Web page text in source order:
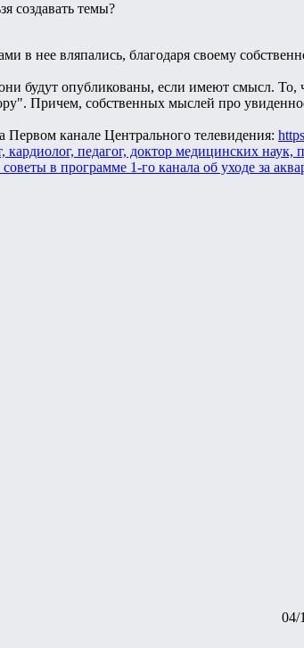
создавать темы?
в нее вляпались, благодаря своему
будут опубликованы, если имеют смысл. То,
Причем, собственных мыслей про
Первом канале Центрального телевидения:
кардиолог, педагог, доктор медицинских наук,
в программе 1-го канала об уходе за
04/